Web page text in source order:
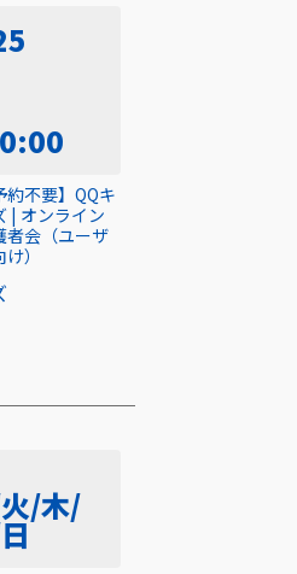
約不要】QQキ
| オンライン
者会（ユーザ
）
/木/